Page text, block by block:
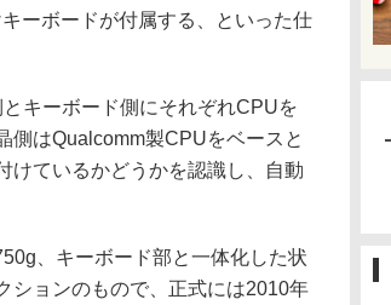
ーボードが付属する、といった仕
キーボード側にそれぞれCPUを
側はQualcomm製CPUをベースと
けているかどうかを認識し、自動
、キーボード部と一体化した状
ションのもので、正式には2010年